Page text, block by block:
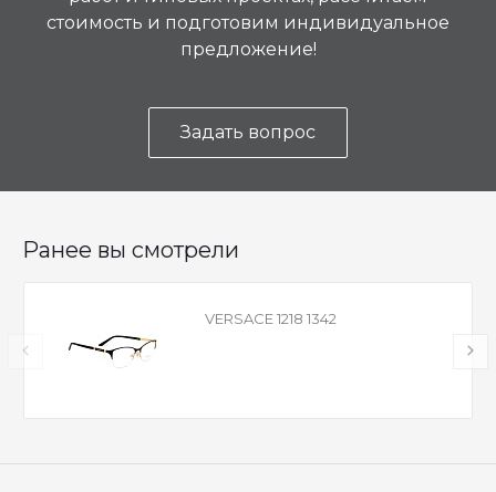
стоимость и подготовим индивидуальное
предложение!
Задать вопрос
Ранее вы смотрели
VERSACE 1218 1342